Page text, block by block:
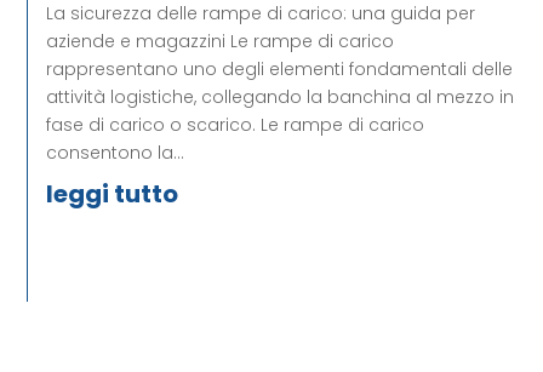
La sicurezza delle rampe di carico: una guida per
aziende e magazzini Le rampe di carico
rappresentano uno degli elementi fondamentali delle
attività logistiche, collegando la banchina al mezzo in
fase di carico o scarico. Le rampe di carico
consentono la...
leggi tutto